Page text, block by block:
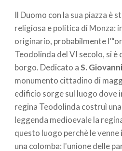
Il Duomo con la sua piazza è
religiosa e politica di Monza:
originario, probabilmente
Teodolinda del VI secolo, si è
borgo. Dedicato aS.
monumento cittadino di
edificio sorge sul luogo dove
regina Teodolinda costruì
leggenda medioevale la
questo luogo perchè le
una colomba: l'unione delle